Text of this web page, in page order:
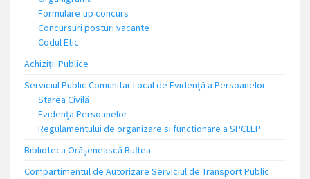
Formulare tip concurs
Concursuri posturi vacante
Codul Etic
Achiziții Publice
Serviciul Public Comunitar Local de Evidență a Persoanelor
Starea Civilă
Evidența Persoanelor
Regulamentului de organizare si functionare a SPCLEP
Biblioteca Orășenească Buftea
Compartimentul de Autorizare Serviciul de Transport Public